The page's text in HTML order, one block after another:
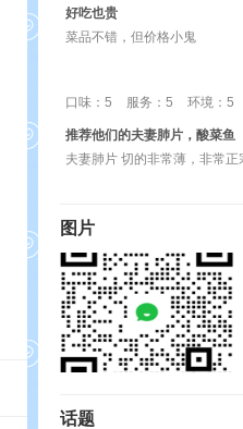
好吃也贵
菜品不错，但价格小鬼
口味：5 服务：5 环境：5
推荐他们的夫妻肺片，酸菜鱼
夫妻肺片 切的非常薄，非常
图片
话题